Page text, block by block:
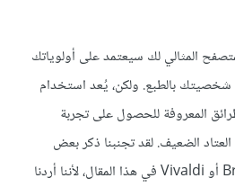
المثالي لك سيعتمد على أولوياتك
بالطبع. ولكن، يُعد استخدام
المعروفة للحصول على تجربة
الضعيف. لقد تجنبنا ذكر بعض
المتصفحات الأخرى مثل Brave أو Vivaldi في هذا المقال، لأننا أردنا